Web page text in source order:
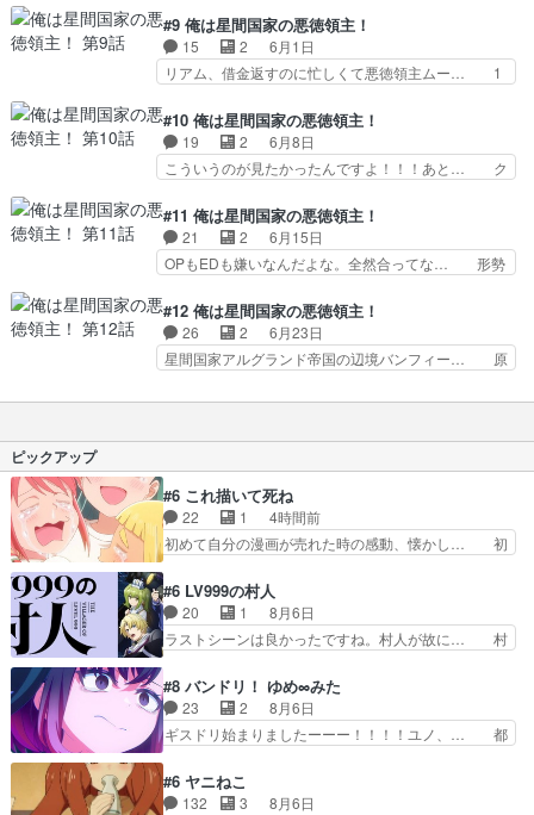
る必要あったかな。書籍は… 死ぬとかより酷いや
つ久々に見た気がする治… ついに姫様と、ん、過
去の話か？案内人、こ…
続きだったここまでとは打って変わって… ハーレ
ムも酒池肉林も個人のこだわりと制約… 女の子達
が可哀相で。今後のフォローに期待… 前回のグロ
テスクな事件はなかったかのよう… 鼻ちょうちん
める奴は相当趣味悪いからな… ハーレム計画を立
てようとするけどなかなか… 上田麗奈冷静すぎて
わろた。悪徳領主がコン…
#9 俺は星間国家の悪徳領主！
15 2
6月1日
リアム、借金返すのに忙しくて悪徳領主ムー… 1
ン・シャーリー しょっちゅう案内人… と乙女ゲ
ー世界はモブに厳しい世界ですの原… いつの間に
かスナック日笠が綺麗になっとる… やっぱりモブ
キャラが渋いのだが…建設中の… 『日々は過ぎれ
く、名君と呼ばれているリア… ・案内人はリアム
の出世を見て嫉妬が募るば… 案内人、そんな直接
的なことでいいのか？貧…
#10 俺は星間国家の悪徳領主！
19 2
6月8日
こういうのが見たかったんですよ！！！あと… ク
懸命節約した前2話の成果で十分に予算… とんで
もなく激アツすぎた。宇宙空間の艦隊… いやぁ盛
り上がりましたね、やっぱりアニメ… リアムく
ん、楽しそうだなー。少しでも犠牲… いつもの不
主ぷりであった。『あたしは星… 銀河英雄伝説は
じまた。ロボ戦闘もうちょい… 『日々は過ぎれど
飯うまし』第9話『Aラン…
#11 俺は星間国家の悪徳領主！
21 2
6月15日
OPもEDも嫌いなんだよな。全然合ってな… 形勢
に大森英敏さんメカ作画監督で参加し… いよいよ
ゴアズ討伐だけどなんか拍子抜けす… 』が意外と
面白かったな。まだ終わってない… リアムのチー
トっぷりが堪能できて最高やこ… 不憫なリアムく
#12 俺は星間国家の悪徳領主！
26 2
6月23日
星間国家アルグランド帝国の辺境バンフィー… 原
が正妻すぎるけど、クリスティアナもニ… これか
絵を描いたり作業しながら観るのに… 死んでSF
宝を得たリアム。それを知り、… ガンダム＋銀河
英雄伝説なロボット＆戦艦隊… 最終話にまたクズ
親が出てきたよ。犬は結局… 安定の低空飛行で無
事フィニッシュ。この枠…
ピックアップ
#6 これ描いて死ね
22 1
4時間前
初めて自分の漫画が売れた時の感動、懐かし… 初
ティア開幕前でひちしきり受ける^^先…
「SEDESUのコミPo!日記」#496… 情熱の結晶が
受け入れられる時。望外の喜び… てっしーの過去
が入るからより一層感動する… てっしーの過去が
るからより一層感動する… てっしーの過去が入る
からより一層感動する… てっしーの過去が入るか
らより一層感動する…
#6 LV999の村人
20 1
8月6日
ラストシーンは良かったですね。村人が故に… 村
スと10年後に結婚の約束をした鏡ずっ… カジノ
スタッフ募集するも集まらない更に追… 王命でク
ルルの監視をすることになったデビ… 最強の村
人・鏡との出会いで少しは変わった… やはり何か
への恨みは根深そうやね姫を舐… 新キャラが登場
早々変態扱いされてる件。タ… まだまだお元気そ
#8 バンドリ！ ゆめ∞みた
23 2
8月6日
ギスドリ始まりましたーーー！！！！ユノ、… 都
復を見守っていかないと、ですね！！み… 開幕聞
き取りスタッフに定治いなかった？ま… ののちゃ
#6 ヤニねこ
132 3 8月6日